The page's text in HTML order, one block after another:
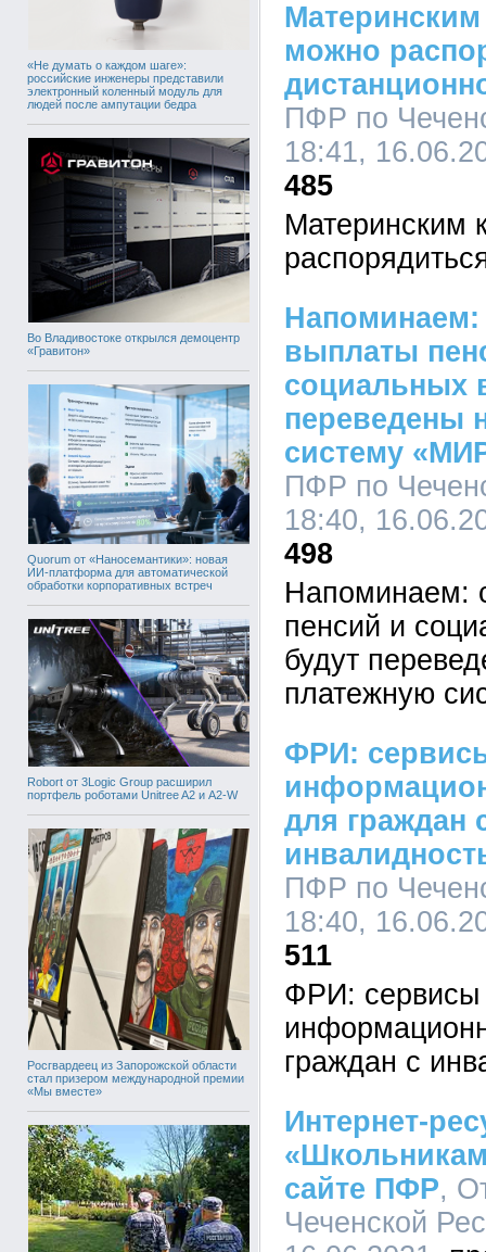
«Не думать о каждом шаге»:
российские инженеры представили
электронный коленный модуль для
людей после ампутации бедра
Во Владивостоке открылся демоцентр
«Гравитон»
Quorum от «Наносемантики»: новая
ИИ-платформа для автоматической
обработки корпоративных встреч
Robort от 3Logic Group расширил
портфель роботами Unitree A2 и A2-W
Росгвардеец из Запорожской области
стал призером международной премии
«Мы вместе»
можно
ПФР по
18:41,
485
Материнским
выплаты
социальных
переведены
систему
ПФР по
18:40,
498
Напоминаем:
пенсий и
будут
платежную
ФРИ:
для граждан
ПФР по
18:40,
511
ФРИ: сервисы
граждан с
Интернет-
сайте ПФР,
Чеченской